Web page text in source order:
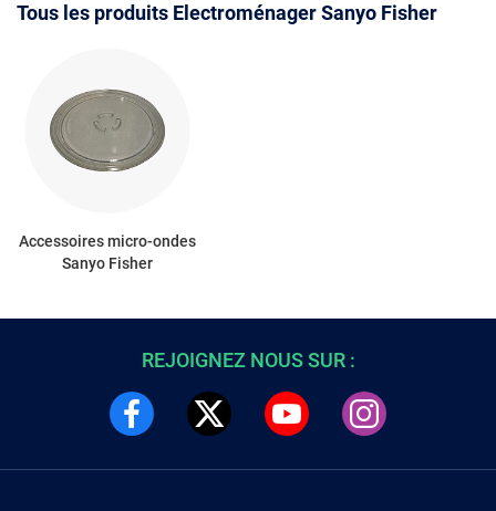
Tous les produits Electroménager Sanyo Fisher
Accessoires micro-ondes
Sanyo Fisher
REJOIGNEZ NOUS SUR :